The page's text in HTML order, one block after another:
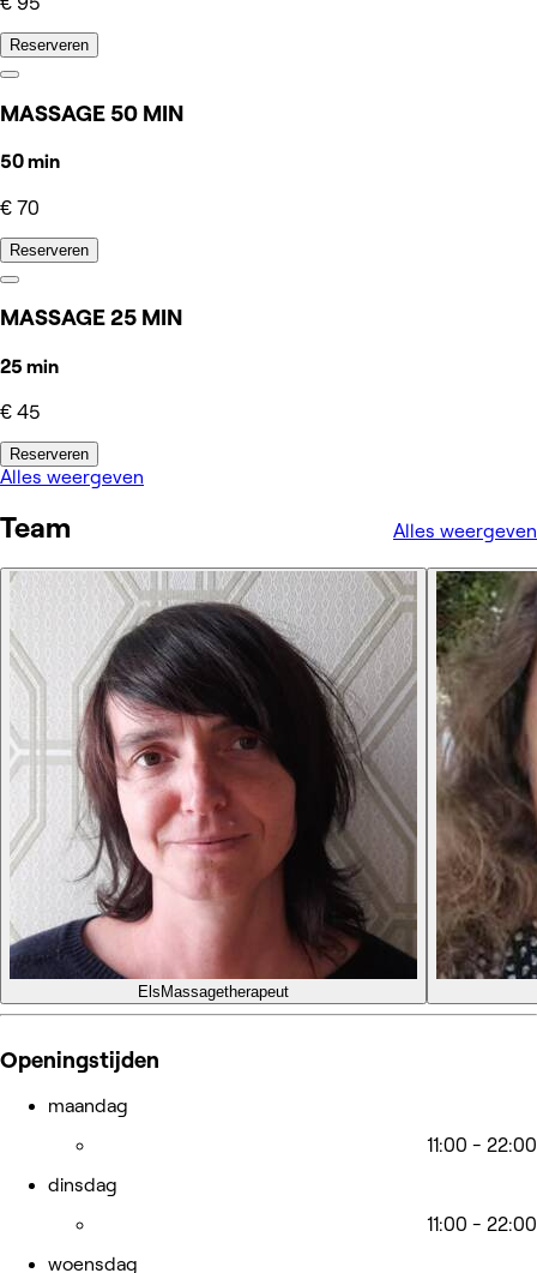
Reserveren
MASSAGE 50 MIN
50 min
€ 70
Reserveren
MASSAGE 25 MIN
25 min
€ 45
Reserveren
Alles weergeven
Team Alles weergeven
ElsMassagetherapeut
Openingstijden
maandag
11:00 - 22:00
dinsdag
11:00 - 22:00
woensdag